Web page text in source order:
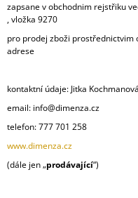
zapsane v obchodnim rejstřiku
, vložka 9270
pro prodej zboži prostřednictvim
adrese
kontaktní údaje: Jitka Kochmanová
email: info@dimenza.cz
telefon: 777 701 258
www.dimenza.cz
(dále jen „prodávající“)
HLEDAT
D
P
O
R
U